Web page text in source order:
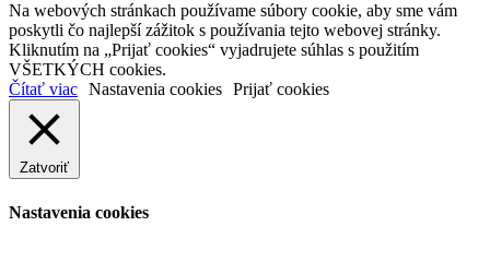
Na webových stránkach používame súbory cookie, aby sme vám
poskytli čo najlepší zážitok s používania tejto webovej stránky.
Kliknutím na „Prijať cookies“ vyjadrujete súhlas s použitím
VŠETKÝCH cookies.
Čítať viac Nastavenia cookies Prijať cookies
Zatvoriť
Nastavenia cookies